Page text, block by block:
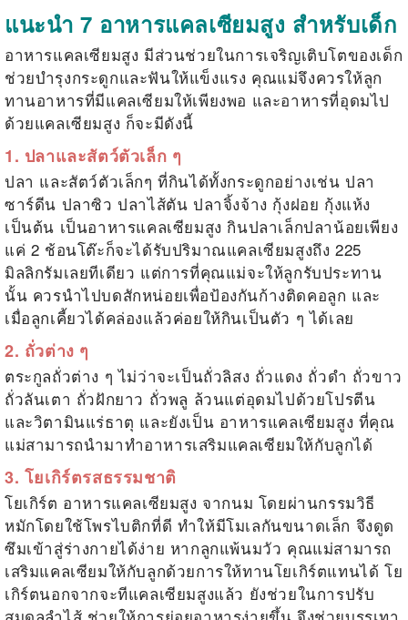
แนะนำ 7 อาหารแคลเซียมสูง สำหรับเด็ก
อาหารแคลเซียมสูง มีส่วนช่วยในการเจริญเติบโตของเด็ก
ช่วยบำรุงกระดูกและฟันให้แข็งแรง คุณแม่จึงควรให้ลูก
ทานอาหารที่มีแคลเซียมให้เพียงพอ และอาหารที่อุดมไป
ด้วยแคลเซียมสูง ก็จะมีดังนี้
1. ปลาและสัตว์ตัวเล็ก ๆ
ปลา และสัตว์ตัวเล็กๆ ที่กินได้ทั้งกระดูกอย่างเช่น ปลา
ซาร์ดีน ปลาซิว ปลาไส้ตัน ปลาจิ้งจ้าง กุ้งฝอย กุ้งแห้ง
เป็นต้น เป็นอาหารแคลเซียมสูงกินปลาเล็กปลาน้อยเพียง
แค่ 2 ช้อนโต๊ะก็จะได้รับปริมาณแคลเซียมสูงถึง 225
มิลลิกรัมเลยทีเดียว แต่การที่คุณแม่จะให้ลูกรับประทาน
นั้น ควรนำไปบดสักหน่อยเพื่อป้องกันก้างติดคอลูก และ
เมื่อลูกเคี้ยวได้คล่องแล้วค่อยให้กินเป็นตัว ๆ ได้เลย
2. ถั่วต่าง ๆ
ตระกูลถั่วต่าง ๆ ไม่ว่าจะเป็นถั่วลิสง ถั่วแดง ถั่วดำ ถั่วขาว
ถั่วลันเตา ถั่วฝักยาว ถั่วพลู ล้วนแต่อุดมไปด้วยโปรตีน
และวิตามินแร่ธาตุ และยังเป็น อาหารแคลเซียมสูง ที่คุณ
แม่สามารถนำมาทำอาหารเสริมแคลเซียมให้กับลูกได้
3. โยเกิร์ตรสธรรมชาติ
โยเกิร์ต อาหารแคลเซียมสูง จากนม โดยผ่านกรรมวิธี
หมักโดยใช้โพรไบติกที่ดี ทำให้มีโมเลกันขนาดเล็ก จึงดูด
ซึมเข้าสู่ร่างกายได้ง่าย หากลูกแพ้นมวัว คุณแม่สามารถ
เสริมแคลเซียมให้กับลูกด้วยการให้ทานโยเกิร์ตแทนได้ โย
เกิร์ตนอกจากจะทีแคลเซียมสูงแล้ว ยังช่วยในการปรับ